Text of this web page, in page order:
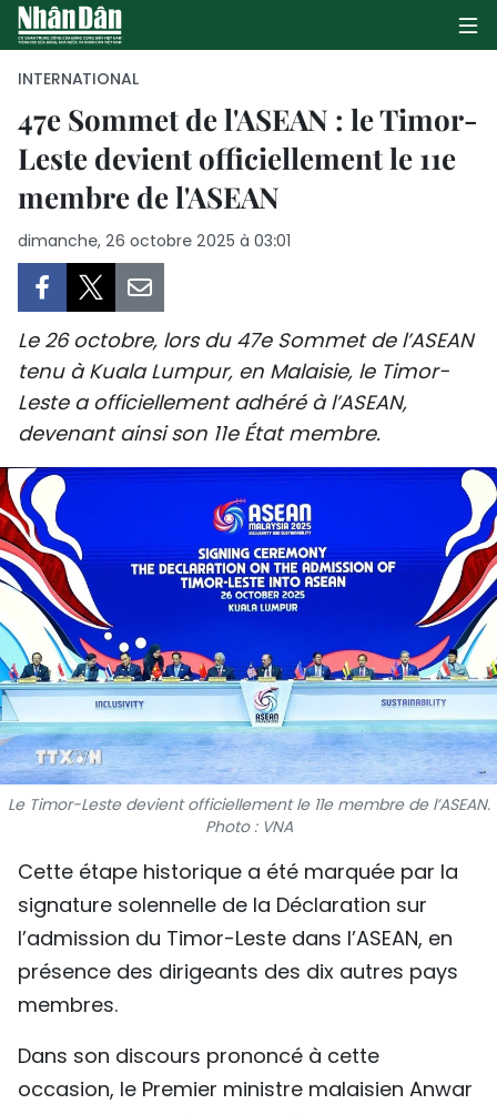
PAGE D'ACCUEIL
POLITIQUE
CULTURE
TOURISME
ENVIRONNEMENT
SPORT
FRANCOPHONIE
INTERNATIONAL
MÉGASTORIE
INFOGRAPHIE
VIDÉO
À PROPOS DU "PEUPLE"
ENGLISH
INTERNATIONAL
47e Sommet de l'ASEAN : le Timor-
Leste devient officiellement le 11e
membre de l'ASEAN
dimanche, 26 octobre 2025 à 03:01
Le 26 octobre, lors du 47e Sommet de l’ASEAN
tenu à Kuala Lumpur, en Malaisie, le Timor-
Leste a officiellement adhéré à l’ASEAN,
devenant ainsi son 11e État membre.
Le Timor-Leste devient officiellement le 11e membre de l’ASEAN.
Photo : VNA
Cette étape historique a été marquée par la
signature solennelle de la Déclaration sur
l’admission du Timor-Leste dans l’ASEAN, en
présence des dirigeants des dix autres pays
membres.
Dans son discours prononcé à cette
occasion, le Premier ministre malaisien Anwar